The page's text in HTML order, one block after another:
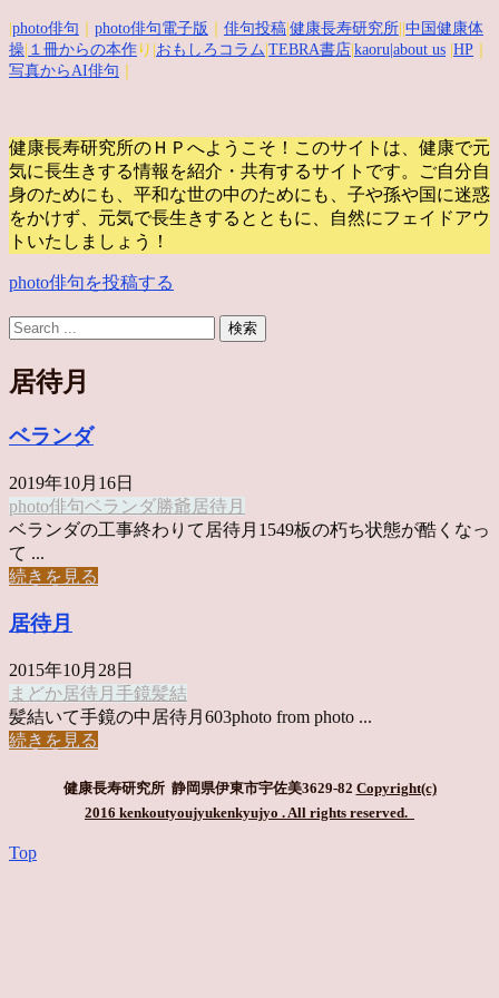
photo俳句 photo俳句電子版 俳句投稿 健康長寿研究所 中国健康体
操 １冊からの本作 り| おもしろコラム TEBRA書店 kaoru |about us HP
写真からAI俳句
健康長寿研究所のＨＰへようこそ！このサイトは、健康で元
気に長生きする情報を紹介・共有するサイトです。
ご自分自
身のためにも、平和な世の中のためにも、子や孫や国に迷惑
をかけず、元気で長生きするとともに、自然にフェイドアウ
トいたしましょう！
photo俳句を投稿する
居待月
ベランダ
2019年10月16日
photo俳句ベランダ勝爺居待月
ベランダの工事終わりて居待月1549板の朽ち状態が酷くなっ
て ...
続きを見る
居待月
2015年10月28日
まどか居待月 手鏡髪結
髪結いて手鏡の中居待月603photo from photo ...
続きを見る
健康長寿研究所 静岡県伊東市宇佐美3629-82 Copyright(c)
2016 kenkoutyoujyukenkyujyo . All rights reserved.
Top